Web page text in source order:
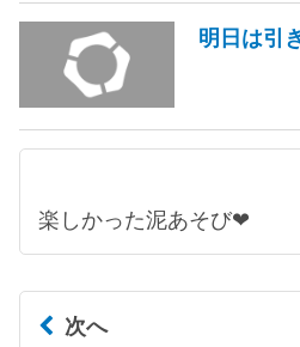
明日は引
楽しかった泥あそび❤
次へ